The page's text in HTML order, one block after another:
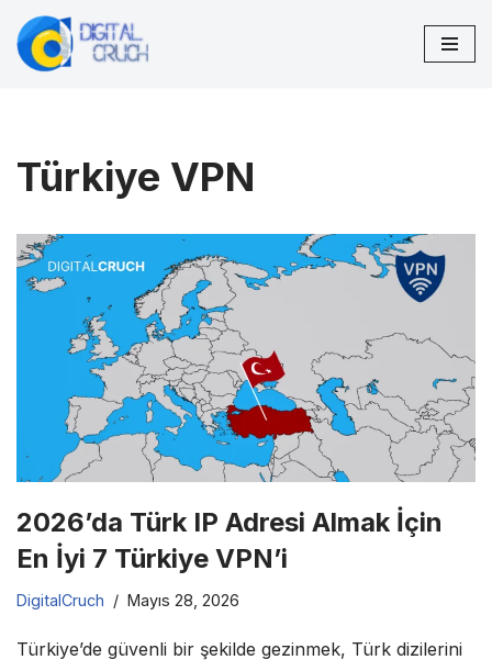
İçeriğe
Türkiye VPN
2026’da Türk IP Adresi Almak İçin
En İyi 7 Türkiye VPN’i
DigitalCruch Mayıs 28, 2026
Türkiye’de güvenli bir şekilde gezinmek, Türk dizilerini